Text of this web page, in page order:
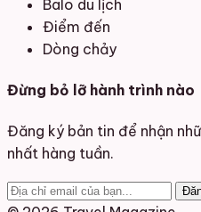
Balo du lịch
Điểm đến
Dòng chảy
Đừng bỏ lỡ hành trình nào
Đăng ký bản tin để nhận
nhất hàng tuần.